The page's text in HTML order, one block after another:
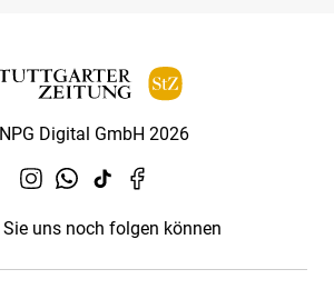
Digital GmbH 2026
Sie uns noch folgen können